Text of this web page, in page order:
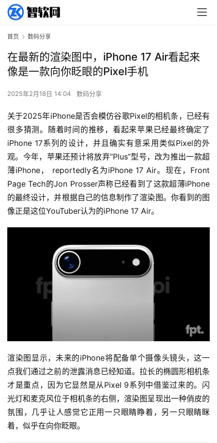
首页 数码分享
在最新的渲染图中，iPhone 17 Air看起来
像是一款向你眨眼的Pixel手机
2025年2月18日 14:04 数码分享
关于2025年iPhone是否会模仿谷歌Pixel的相机条，已经有
很多猜测。随着时间的推移，看起来苹果已经最终确定了
iPhone 17系列的设计，并且确实有意采用类似Pixel的外
观。今年，苹果还预计将放弃“Plus”型号，改为推出一款超
薄iPhone， reportedly名为iPhone 17 Air。现在，Front
Page Tech的Jon Prosser声称已经看到了这款超薄iPhone
的最终设计，并根据自己的信息制作了渲染图。你看到的图
像正是这位YouTuber认为的iPhone 17 Air。
渲染图显示，未来的iPhone将配备单个摄像头镜头，这一
点我们通过之前的泄露消息已经知道。拉长的椭圆形相机条
才是重点，因为它显然是从Pixel 9系列中借鉴过来的。闪
光灯和麦克风位于相机条的右侧，渲染图呈现出一种俏皮的
氛围，几乎让人感觉它正用一只眼睛睁着，另一只眼睛眯
着，似乎在向你眨眼。